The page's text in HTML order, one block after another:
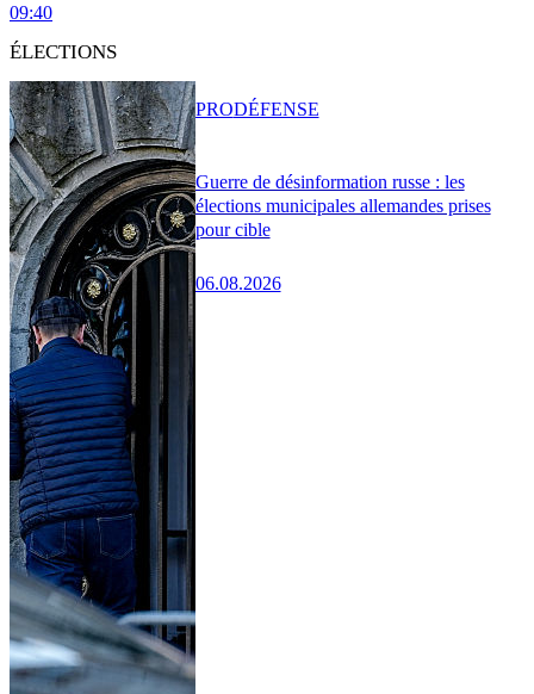
09:40
ÉLECTIONS
Guerre de désinformation russe : les
élections municipales allemandes prises
pour cible
06.08.2026
PRODÉFENSE